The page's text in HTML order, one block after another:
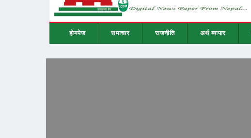
होमपेज समाचार राजनीति अर्थ ब्यापार